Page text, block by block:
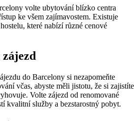
volte ubytování blízko centra
ke všem zajímavostem. Existuje
které nabízí různé cenové
do Barcelony si nezapomeňte
včas, abyste měli jistotu, že si zajistíte
Volte zájezd od renomované
kvalitní služby a bezstarostný pobyt.